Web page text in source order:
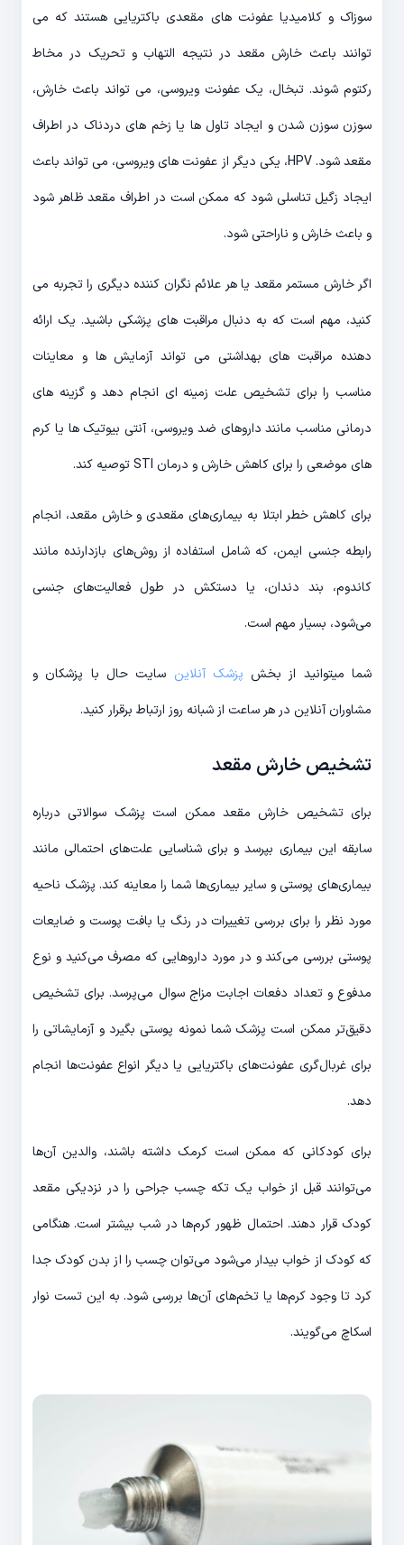
سوزاک و کلامیدیا عفونت های مقعدی باکتریایی هستند که می
توانند باعث خارش مقعد در نتیجه التهاب و تحریک در مخاط
رکتوم شوند. تبخال، یک عفونت ویروسی، می تواند باعث خارش،
سوزن سوزن شدن و ایجاد تاول ها یا زخم های دردناک در اطراف
مقعد شود. HPV، یکی دیگر از عفونت های ویروسی، می تواند باعث
ایجاد زگیل تناسلی شود که ممکن است در اطراف مقعد ظاهر شود
و باعث خارش و ناراحتی شود.
اگر خارش مستمر مقعد یا هر علائم نگران کننده دیگری را تجربه می
کنید، مهم است که به دنبال مراقبت های پزشکی باشید. یک ارائه
دهنده مراقبت های بهداشتی می تواند آزمایش ها و معاینات
مناسب را برای تشخیص علت زمینه ای انجام دهد و گزینه های
درمانی مناسب مانند داروهای ضد ویروسی، آنتی بیوتیک ها یا کرم
های موضعی را برای کاهش خارش و درمان STI توصیه کند.
برای کاهش خطر ابتلا به بیماری‌های مقعدی و خارش مقعد، انجام
رابطه جنسی ایمن، که شامل استفاده از روش‌های بازدارنده مانند
کاندوم، بند دندان، یا دستکش در طول فعالیت‌های جنسی
می‌شود، بسیار مهم است.
شما میتوانید از بخش پزشک آنلاین سایت حال با پزشکان و
مشاوران آنلاین در هر ساعت از شبانه روز ارتباط برقرار کنید.
تشخیص خارش مقعد
برای تشخیص خارش مقعد ممکن است پزشک سوالاتی درباره
سابقه این بیماری بپرسد و برای شناسایی علت‌های احتمالی مانند
بیماری‌های پوستی و سایر بیماری‌ها شما را معاینه کند. پزشک ناحیه
مورد نظر را برای بررسی تغییرات در رنگ یا بافت پوست و ضایعات
پوستی بررسی می‌کند و در مورد داروهایی که مصرف می‌کنید و نوع
مدفوع و تعداد دفعات اجابت مزاج سوال می‌پرسد. برای تشخیص
دقیق‌تر ممکن است پزشک شما نمونه پوستی بگیرد و آزمایشاتی را
برای غربال‌گری عفونت‌های باکتریایی یا دیگر انواع عفونت‌ها انجام
دهد.
برای کودکانی که ممکن است کرمک داشته باشند، والدین آن‌ها
می‌توانند قبل از خواب یک تکه چسب جراحی را در نزدیکی مقعد
کودک قرار دهند. احتمال ظهور کرم‌ها در شب بیشتر است. هنگامی
که کودک از خواب بیدار می‌شود می‌توان چسب را از بدن کودک جدا
کرد تا وجود کرم‌ها یا تخم‌های آن‌ها بررسی شود. به این تست نوار
اسکاچ می‌گویند.